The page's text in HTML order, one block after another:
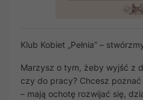
Klub Kobiet „Pełnia” –
Marzysz o tym, żeby wyjść z
czy do pracy? Chcesz
– mają ochotę rozwijać się,